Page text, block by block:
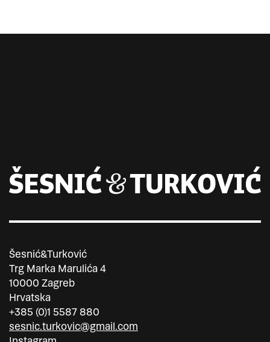
Šesnić&Turković
Trg Marka Marulića 4
10000 Zagreb
Hrvatska
+385 (0)1 5587 880
sesnic.turkovic@gmail.com